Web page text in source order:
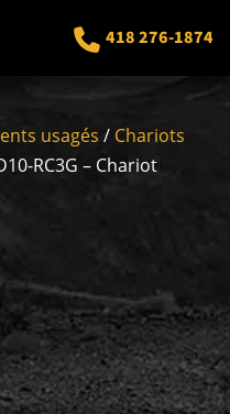
418 276-1874
usagés / Chariots
RC3G – Chariot